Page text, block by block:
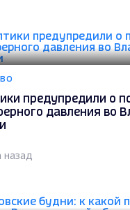
предупредили о
давления во
назад